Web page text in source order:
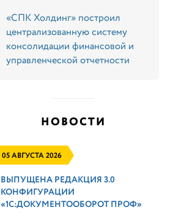
«СПК Холдинг» построил
централизованную систему
консолидации финансовой и
управленческой отчетности
НОВОСТИ
05 АВГУСТА 2026
ВЫПУЩЕНА РЕДАКЦИЯ 3.0
КОНФИГУРАЦИИ
«1С:ДОКУМЕНТООБОРОТ ПРОФ»